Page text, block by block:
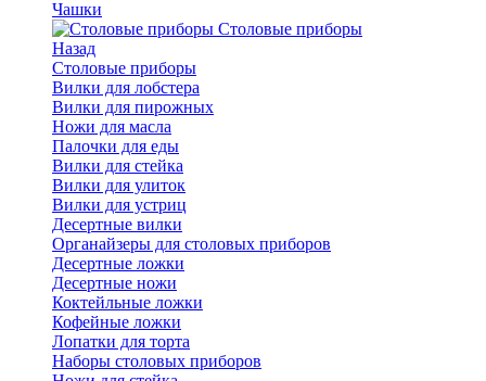
Чашки
Cтоловые приборы
Назад
Cтоловые приборы
Вилки для лобстера
Вилки для пирожных
Ножи для масла
Палочки для еды
Вилки для стейка
Вилки для улиток
Вилки для устриц
Десертные вилки
Органайзеры для столовых приборов
Десертные ложки
Десертные ножи
Коктейльные ложки
Кофейные ложки
Лопатки для торта
Наборы столовых приборов